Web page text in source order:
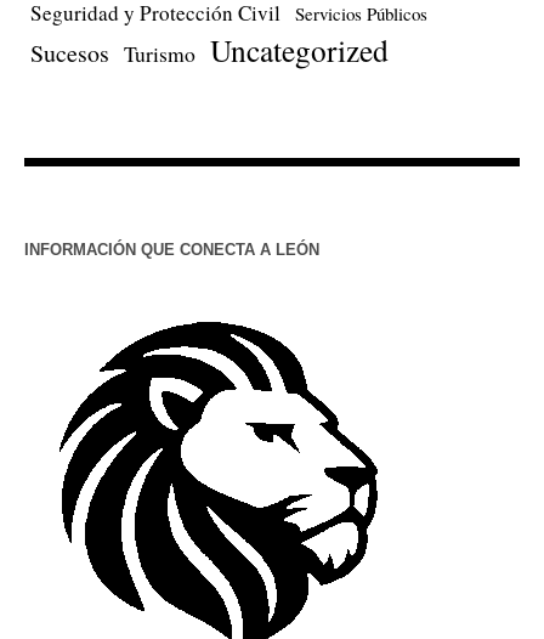
Seguridad y Protección Civil Servicios Públicos
Sucesos Turismo Uncategorized
INFORMACIÓN QUE CONECTA A LEÓN